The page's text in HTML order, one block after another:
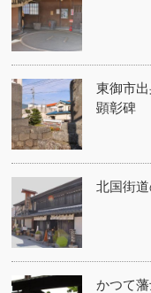
東御市
顕彰碑
北国街
かつて